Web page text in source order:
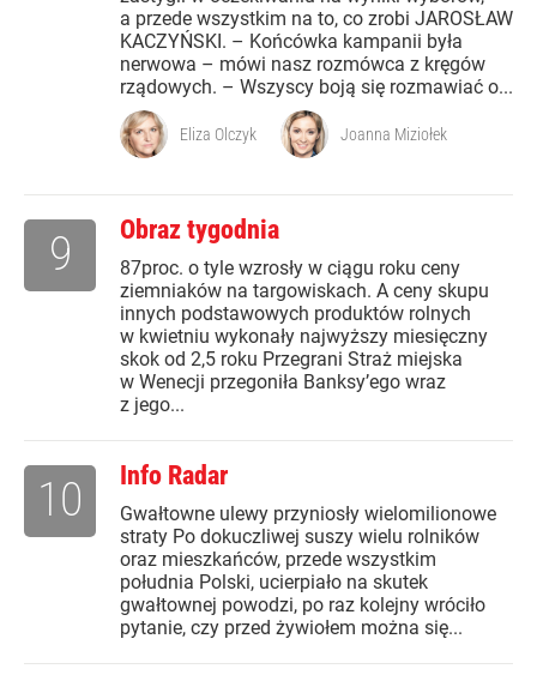
a przede wszystkim na to, co zrobi JAROSŁAW
KACZYŃSKI. – Końcówka kampanii była
nerwowa – mówi nasz rozmówca z kręgów
rządowych. – Wszyscy boją się rozmawiać o...
Eliza Olczyk Joanna Miziołek
Obraz tygodnia
87proc. o tyle wzrosły w ciągu roku ceny
ziemniaków na targowiskach. A ceny skupu
innych podstawowych produktów rolnych
w kwietniu wykonały najwyższy miesięczny
skok od 2,5 roku Przegrani Straż miejska
w Wenecji przegoniła Banksy’ego wraz
z jego...
9
Info Radar
Gwałtowne ulewy przyniosły wielomilionowe
straty Po dokuczliwej suszy wielu rolników
oraz mieszkańców, przede wszystkim
południa Polski, ucierpiało na skutek
gwałtownej powodzi, po raz kolejny wróciło
pytanie, czy przed żywiołem można się...
10